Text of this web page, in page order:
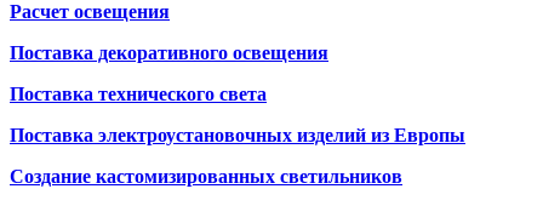
Расчет освещения
Поставка декоративного освещения
Поставка технического света
Поставка электроустановочных изделий из Европы
Создание кастомизированных светильников